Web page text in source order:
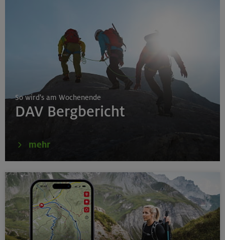
So wird's am Wochenende
DAV Bergbericht
mehr